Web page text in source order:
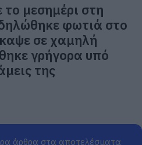
μεσημέρι στη
φωτιά στο
σε χαμηλή
γρήγορα υπό
της
άρθρα στα αποτελέσματα